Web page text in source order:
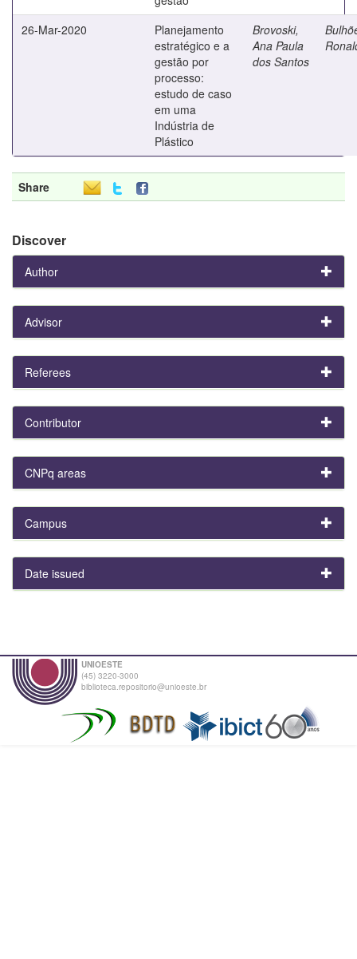
26-Mar-2020
Planejamento
estratégico e a
gestão por
processo:
estudo de caso
em uma
Indústria de
Plástico
Brovoski,
Ana Paula
dos Santos
Share
Discover
Author
Advisor
Referees
Contributor
CNPq areas
Campus
Date issued
UNIOESTE
(45) 3220-3000
biblioteca.repositorio@unioeste.br